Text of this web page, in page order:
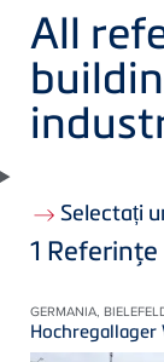
All
Selectați
1 Referinţe
GERMANIA,
Hochregallager